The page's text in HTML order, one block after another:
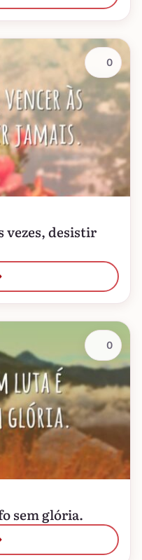
vezes, desistir
0
sem glória.
0